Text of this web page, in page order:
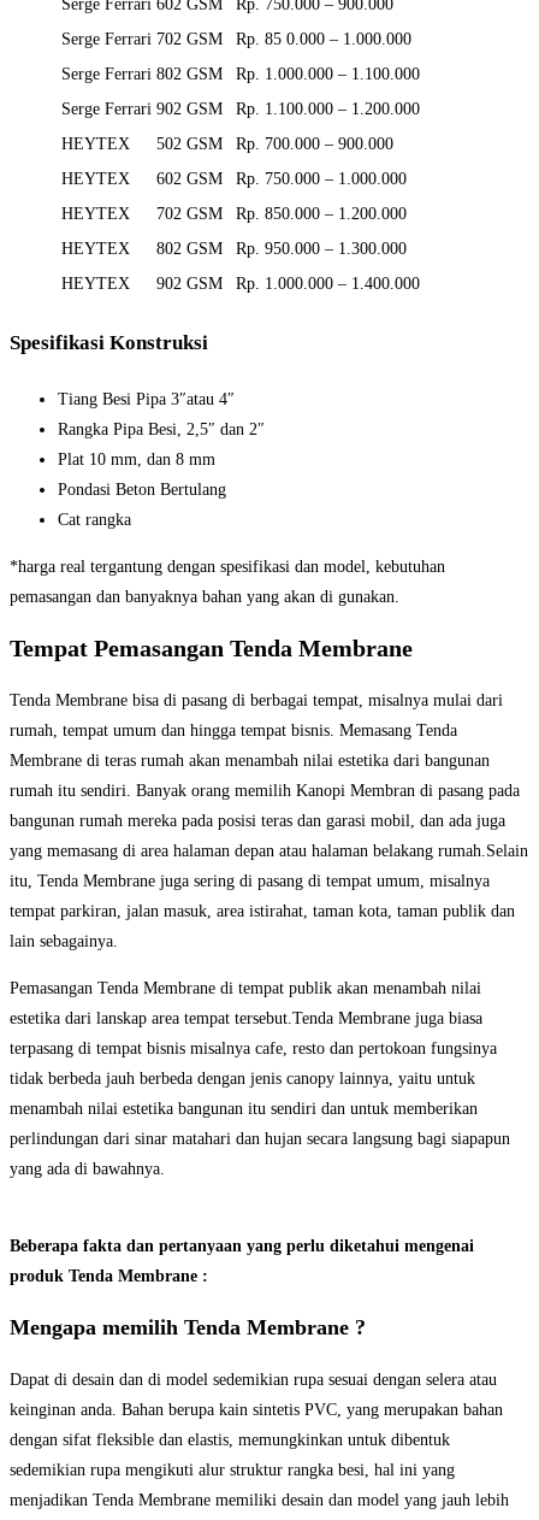
Serge Ferrari 602 GSM
Rp. 750.000 – 900.000
Serge Ferrari 702 GSM
Rp. 85 0.000 – 1.000.000
Serge Ferrari 802 GSM
Rp. 1.000.000 – 1.100.000
Serge Ferrari 902 GSM
Rp. 1.100.000 – 1.200.000
HEYTEX
502 GSM
Rp. 700.000 – 900.000
HEYTEX
602 GSM
Rp. 750.000 – 1.000.000
HEYTEX
702 GSM
Rp. 850.000 – 1.200.000
HEYTEX
802 GSM
Rp. 950.000 – 1.300.000
HEYTEX
902 GSM Rp. 1.000.000 – 1.400.000
Spesifikasi Konstruksi
Tiang Besi Pipa 3″atau 4″
Rangka Pipa Besi, 2,5″ dan 2″
Plat 10 mm, dan 8 mm
Pondasi Beton Bertulang
Cat rangka
*harga real tergantung dengan spesifikasi dan model, kebutuhan
pemasangan dan banyaknya bahan yang akan di gunakan.
Tempat Pemasangan Tenda Membrane
Tenda Membrane bisa di pasang di berbagai tempat, misalnya mulai dari
rumah, tempat umum dan hingga tempat bisnis. Memasang Tenda
Membrane di teras rumah akan menambah nilai estetika dari bangunan
rumah itu sendiri. Banyak orang memilih Kanopi Membran di pasang pada
bangunan rumah mereka pada posisi teras dan garasi mobil, dan ada juga
yang memasang di area halaman depan atau halaman belakang rumah.Selain
itu, Tenda Membrane juga sering di pasang di tempat umum, misalnya
tempat parkiran, jalan masuk, area istirahat, taman kota, taman publik dan
lain sebagainya.
Pemasangan Tenda Membrane di tempat publik akan menambah nilai
estetika dari lanskap area tempat tersebut.Tenda Membrane juga biasa
terpasang di tempat bisnis misalnya cafe, resto dan pertokoan fungsinya
tidak berbeda jauh berbeda dengan jenis canopy lainnya, yaitu untuk
menambah nilai estetika bangunan itu sendiri dan untuk memberikan
perlindungan dari sinar matahari dan hujan secara langsung bagi siapapun
yang ada di bawahnya.
Beberapa fakta dan pertanyaan yang perlu diketahui mengenai
produk Tenda Membrane :
Mengapa memilih Tenda Membrane ?
Dapat di desain dan di model sedemikian rupa sesuai dengan selera atau
keinginan anda. Bahan berupa kain sintetis PVC, yang merupakan bahan
dengan sifat fleksible dan elastis, memungkinkan untuk dibentuk
sedemikian rupa mengikuti alur struktur rangka besi, hal ini yang
menjadikan Tenda Membrane memiliki desain dan model yang jauh lebih